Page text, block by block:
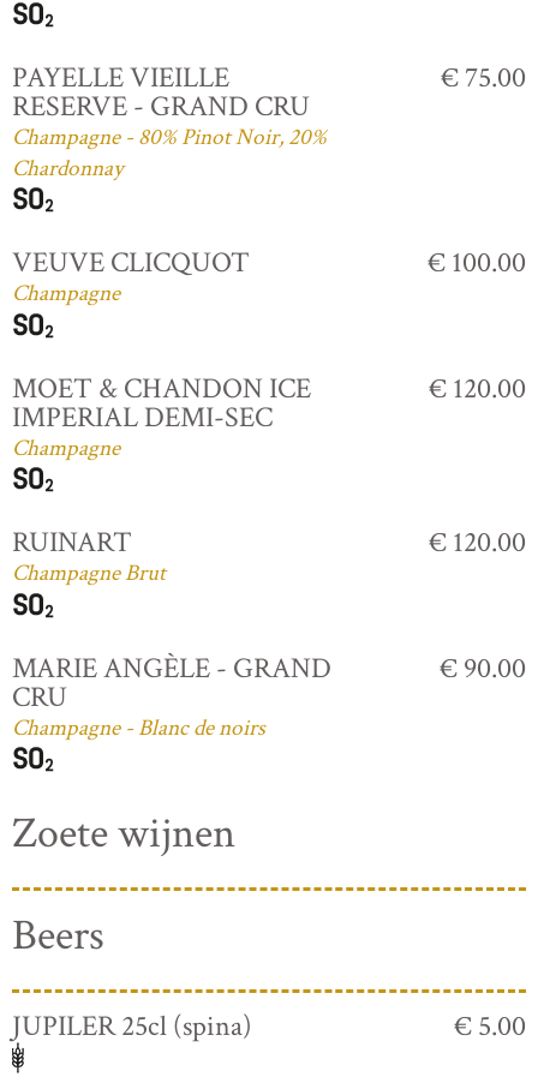
PAYELLE VIEILLE
RESERVE - GRAND CRU
Champagne - 80% Pinot Noir, 20%
Chardonnay
€ 75.00
VEUVE CLICQUOT
Champagne
€ 100.00
MOET & CHANDON ICE
IMPERIAL DEMI-SEC
Champagne
€ 120.00
RUINART
Champagne Brut
€ 120.00
MARIE ANGÈLE - GRAND
CRU
Champagne - Blanc de noirs
€ 90.00
Zoete wijnen
Beers
JUPILER 25cl (spina) € 5.00